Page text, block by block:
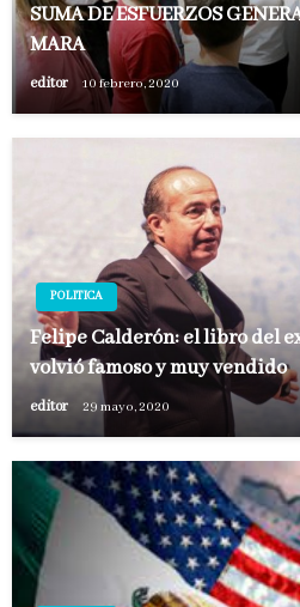
SUMA DE ESFUERZOS
MARA
editor 10 febrero, 2020
POLITICA
Felipe Calderón: el libro del
volvió famoso y muy vendido
editor 29 mayo, 2020